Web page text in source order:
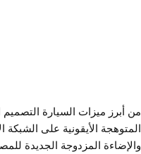
المتوهجة الأيقونية على الشبكة
والإضاءة المزدوجة الجديدة